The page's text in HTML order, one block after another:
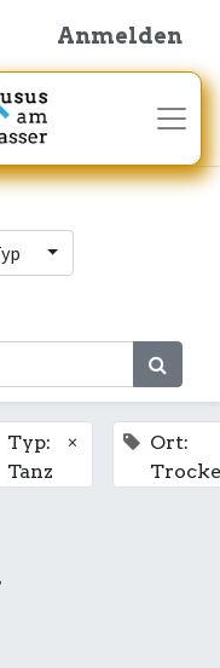
Anmelden
Typ:
Tanz
×
Ort: